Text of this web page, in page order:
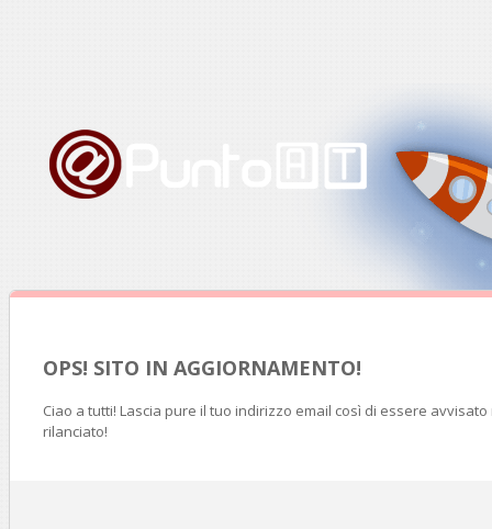
OPS! SITO IN AGGIORNAMENTO!
Ciao a tutti! Lascia pure il tuo indirizzo email così di essere
rilanciato!